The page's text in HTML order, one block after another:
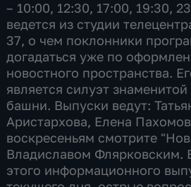
– 10:00, 12:30, 17:00, 19:30,
ведется из студии
37, о чем поклонники
догадаться уже по
новостного пространства.
является силуэт
башни. Выпуски ведут:
Аристархова, Елена
воскресеньям смотрите
Владиславом Флярковским.
этого информационного